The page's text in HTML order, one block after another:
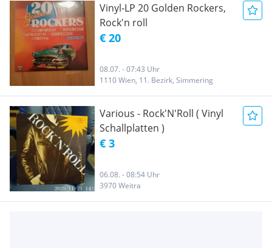
Vinyl-LP 20 Golden Rockers,
Rock'n roll
€ 20
08.07. - 07:43 Uhr
1110 Wien, 11. Bezirk, Simmering
Various - Rock'N'Roll ( Vinyl
Schallplatten )
€ 3
06.08. - 08:54 Uhr
3970 Weitra